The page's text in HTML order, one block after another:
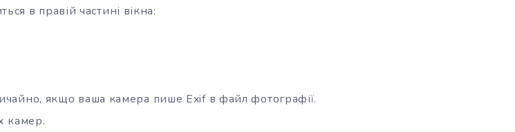
в правій частині вікна:
якщо ваша камера пише Exif в файл фотографії.
камер.